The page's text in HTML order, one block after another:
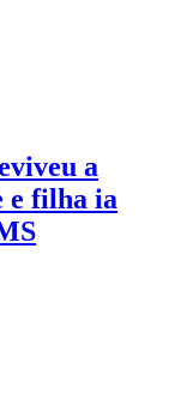
a
e filha ia